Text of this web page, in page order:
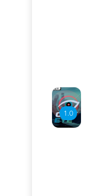
1.0